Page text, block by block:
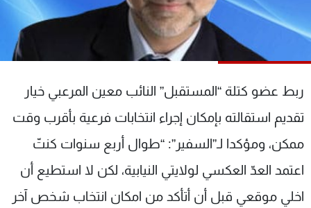
ربط عضو كتلة “المستقبل” النائب معين المرعبي خيار
تقديم استقالته بإمكان إجراء انتخابات فرعية بأقرب وقت
ممكن، ومؤكدا لـ”السفير”: “طوال أربع سنوات كنتّ
اعتمد العدّ العكسي لولايتي النيابية، لكن لا استطيع أن
اخلي موقعي قبل أن أتأكد من امكان انتخاب شخص آخر
البرامج
جدول البرامج
شاهد البرامج
عن MTV
الإنـتـاج
لاعلاناتكم
وظائف
تواصل معنا
شروط الإسـتخدام
سياسة الخصوصية